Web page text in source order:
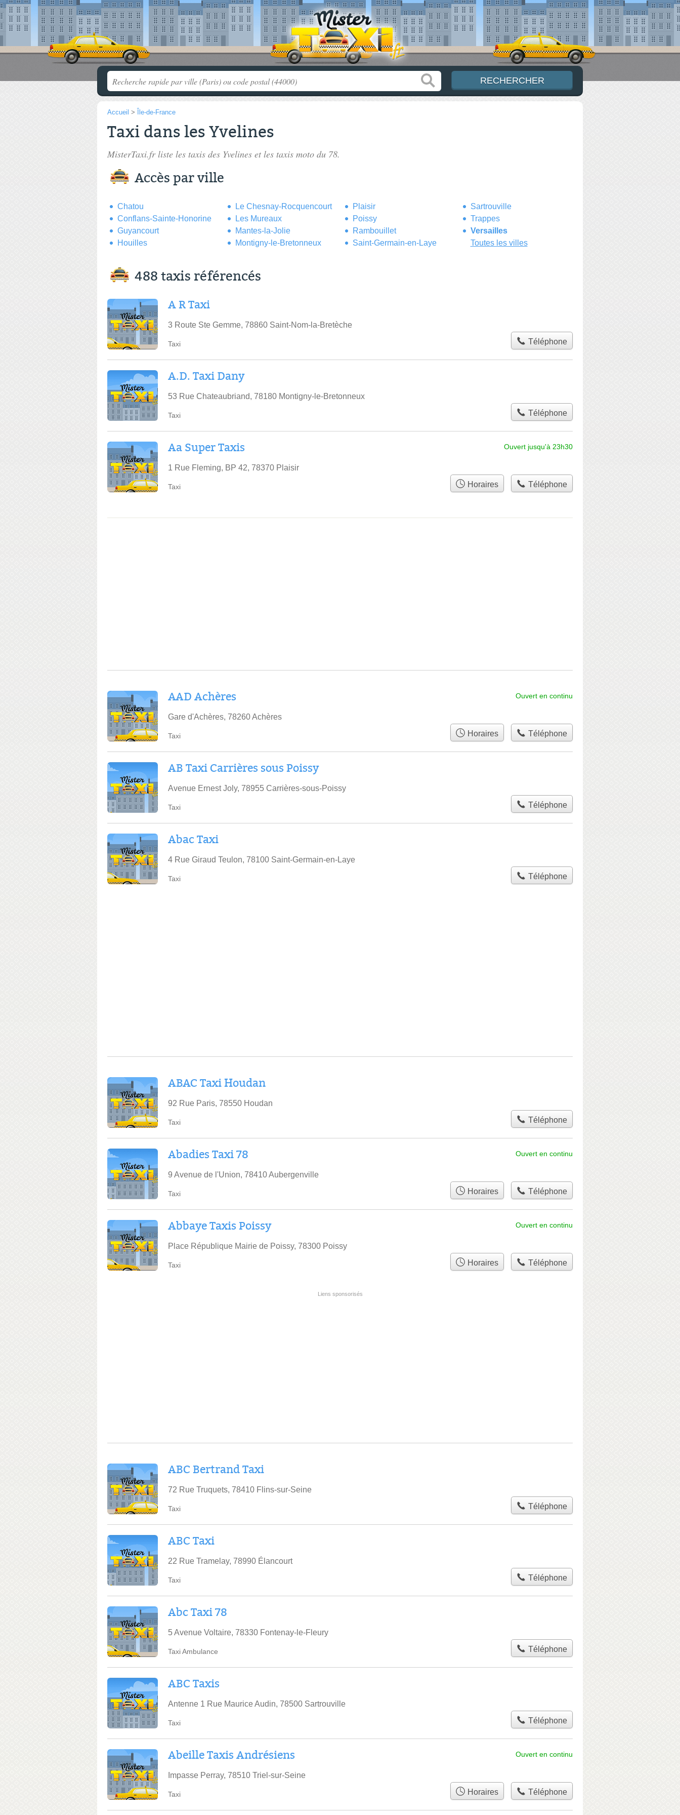
Accueil > Île-de-France
Taxi dans les Yvelines
MisterTaxi.fr liste les taxis des Yvelines et les taxis moto du 78.
Accès par ville
Chatou
Conflans-Sainte-Honorine
Guyancourt
Houilles
Le Chesnay-Rocquencourt
Les Mureaux
Mantes-la-Jolie
Montigny-le-Bretonneux
Plaisir
Poissy
Rambouillet
Saint-Germain-en-Laye
Sartrouville
Trappes
Versailles
Toutes les villes
488 taxis référencés
A R Taxi
3 Route Ste Gemme, 78860 Saint-Nom-la-Bretèche
Taxi Téléphone
A.D. Taxi Dany
53 Rue Chateaubriand, 78180 Montigny-le-Bretonneux
Taxi Téléphone
Aa Super Taxis
1 Rue Fleming, BP 42, 78370 Plaisir
Ouvert jusqu'à 23h30
Taxi Horaires Téléphone
AAD Achères
Gare d'Achères, 78260 Achères
Ouvert en continu
Taxi Horaires Téléphone
AB Taxi Carrières sous Poissy
Avenue Ernest Joly, 78955 Carrières-sous-Poissy
Taxi Téléphone
Abac Taxi
4 Rue Giraud Teulon, 78100 Saint-Germain-en-Laye
Taxi Téléphone
ABAC Taxi Houdan
92 Rue Paris, 78550 Houdan
Taxi Téléphone
Abadies Taxi 78
9 Avenue de l'Union, 78410 Aubergenville
Ouvert en continu
Taxi Horaires Téléphone
Abbaye Taxis Poissy
Place République Mairie de Poissy, 78300 Poissy
Ouvert en continu
Taxi Horaires Téléphone
ABC Bertrand Taxi
72 Rue Truquets, 78410 Flins-sur-Seine
Taxi Téléphone
ABC Taxi
22 Rue Tramelay, 78990 Élancourt
Taxi Téléphone
Abc Taxi 78
5 Avenue Voltaire, 78330 Fontenay-le-Fleury
Taxi Ambulance Téléphone
ABC Taxis
Antenne 1 Rue Maurice Audin, 78500 Sartrouville
Taxi Téléphone
Abeille Taxis Andrésiens
Impasse Perray, 78510 Triel-sur-Seine
Ouvert en continu
Taxi Horaires Téléphone